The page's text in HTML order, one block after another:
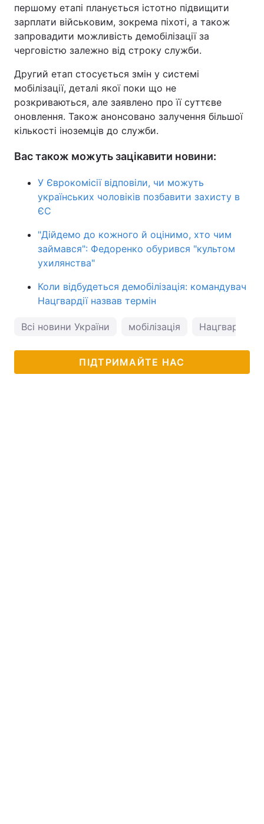
першому етапі планується істотно підвищити
зарплати військовим, зокрема піхоті, а також
запровадити можливість демобілізації за
черговістю залежно від строку служби.
Другий етап стосується змін у системі
мобілізації, деталі якої поки що не
розкриваються, але заявлено про її суттєве
оновлення. Також анонсовано залучення більшої
кількості іноземців до служби.
Вас також можуть зацікавити новини:
У Єврокомісії відповіли, чи можуть
українських чоловіків позбавити захисту в
ЄС
"Дійдемо до кожного й оцінимо, хто чим
займався": Федоренко обурився "культом
ухилянства"
Коли відбудеться демобілізація: командувач
Нацгвардії назвав термін
Всі новини України мобілізація Нацгвардія
ПІДТРИМАЙТЕ НАС